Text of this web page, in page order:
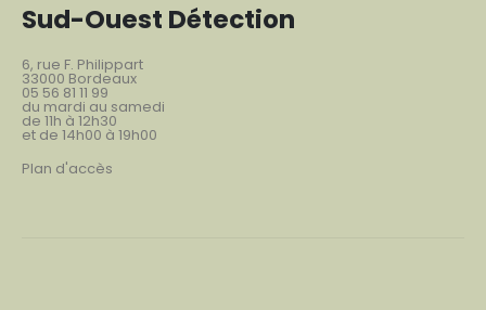
Sud-Ouest Détection
6, rue F. Philippart
33000 Bordeaux
05 56 81 11 99
du mardi au samedi
de 11h à 12h30
et de 14h00 à 19h00
Plan d'accès